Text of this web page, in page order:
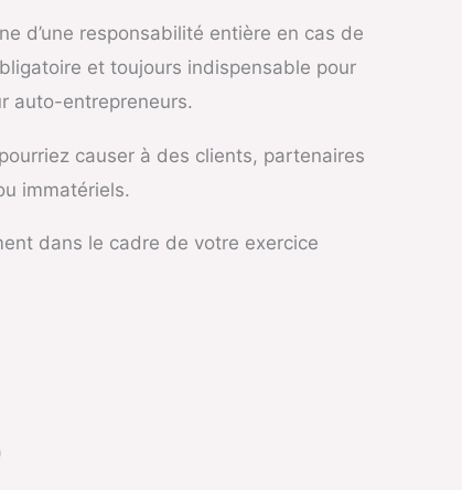
d’une responsabilité entière en cas de
et toujours indispensable pour
auto-entrepreneurs.
causer à des clients, partenaires
immatériels.
dans le cadre de votre exercice